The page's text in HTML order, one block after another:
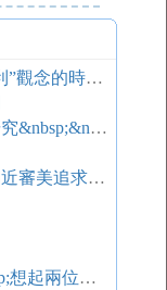
論道德倫理與經濟利益 ——“義利”觀念的時代演化與市場經濟倫理的建構
湘粵外商直接投資比較分析及對策研究&nbsp;&nbsp;&nbsp;&nbsp;——一個地理集中模型
高下文野之別——對兩個小說流派相近審美追求的辨析
與農民同在&nbsp;&nbsp;&nbsp;&nbsp;想起兩位前輩農業專家